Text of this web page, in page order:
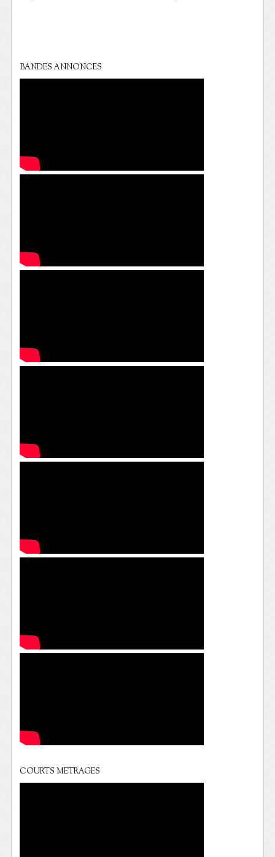
BANDES ANNONCES
COURTS METRAGES